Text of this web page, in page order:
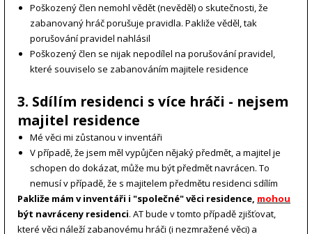
Poškozený člen nemohl vědět (nevěděl) o skutečnosti, že
zabanovaný hráč porušuje pravidla. Pakliže věděl, tak
porušování pravidel nahlásil
Poškozený člen se nijak nepodílel na porušování pravidel,
které souviselo se zabanováním majitele residence
3. Sdílím residenci s více hráči - nejsem
majitel residence
Mé věci mi zůstanou v inventáři
V případě, že jsem měl vypůjčen nějaký předmět, a majitel je
schopen do dokázat, může mu být předmět navrácen. To
nemusí v případě, že s majitelem předmětu residenci sdílím
Pakliže mám v inventáři i "společné" věci residence, mohou
být navráceny residenci. AT bude v tomto případě zjišťovat,
které věci náleží zabanovému hráči (i nezmražené věci) a